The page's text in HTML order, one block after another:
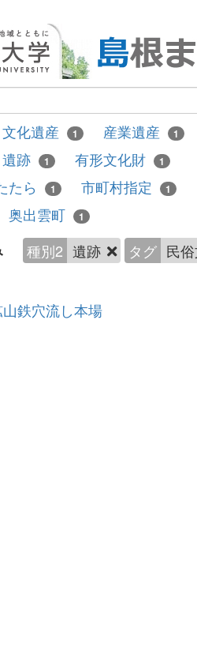
文化遺産 1 産業遺産 1
遺跡 1 有形文化財 1
たら 1 市町村指定 1
奥出雲町 1
種別2 遺跡 タグ 民
鉄穴流し本場